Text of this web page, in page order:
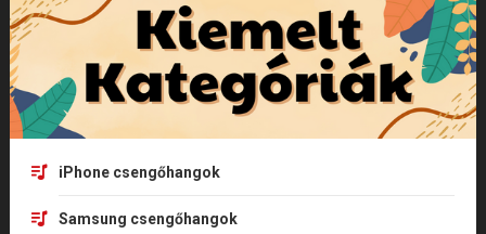
iPhone csengőhangok
Samsung csengőhangok